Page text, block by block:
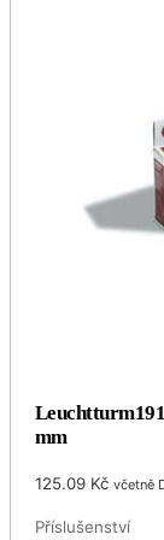
mm
125.09 Kč včetně
Příslušenství